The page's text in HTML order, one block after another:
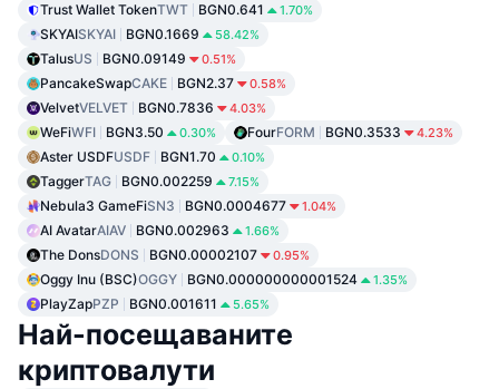
Trust Wallet TokenTWT BGN0.641 1.70%
SKYAISKYAI BGN0.1669 58.42%
TalusUS BGN0.09149 0.51%
PancakeSwapCAKE BGN2.37 0.58%
VelvetVELVET BGN0.7836 4.03%
WeFiWFI BGN3.50 0.30% FourFORM BGN0.3533 4.23%
Aster USDFUSDF BGN1.70 0.10%
TaggerTAG BGN0.002259 7.15%
Nebula3 GameFiSN3 BGN0.0004677 1.04%
AI AvatarAIAV BGN0.002963 1.66%
The DonsDONS BGN0.00002107 0.95%
Oggy Inu (BSC)OGGY BGN0.000000000001524 1.35%
PlayZapPZP BGN0.001611 5.65%
Най-посещаваните
криптовалути